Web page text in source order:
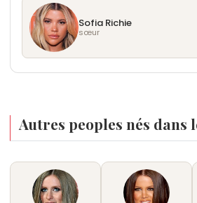
Sofia Richie
sœur
Autres peoples nés dans